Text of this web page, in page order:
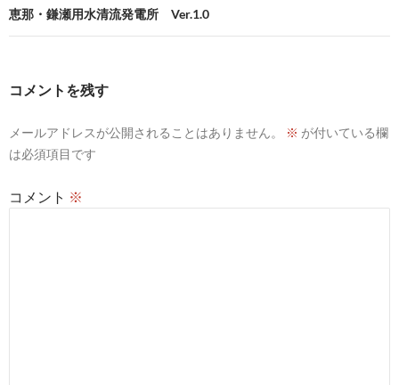
ビ
ゲ
ョ
恵那・鎌瀬用水清流発電所 Ver.1.0
コメントを残す
メールアドレスが公開されることはありません。 ※ が付いている欄
は必須項目です
コメント ※